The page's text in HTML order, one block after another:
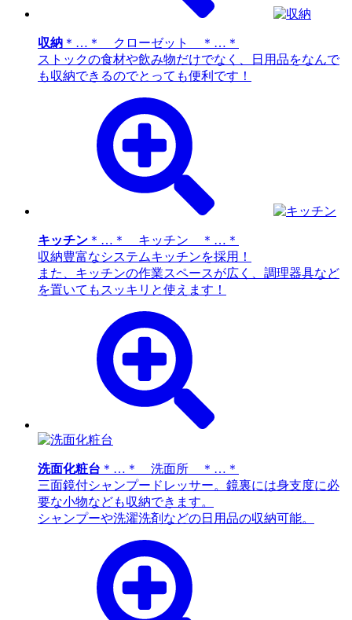
収納 ＊…＊ クローゼット ＊…＊
ストックの食材や飲み物だけでなく、日用品をなんで
も収納できるのでとっても便利です！
キッチン ＊…＊ キッチン ＊…＊
収納豊富なシステムキッチンを採用！
また、キッチンの作業スペースが広く、調理器具など
を置いてもスッキリと使えます！
洗面化粧台 ＊…＊ 洗面所 ＊…＊
三面鏡付シャンプードレッサー。鏡裏には身支度に必
要な小物なども収納できます。
シャンプーや洗濯洗剤などの日用品の収納可能。